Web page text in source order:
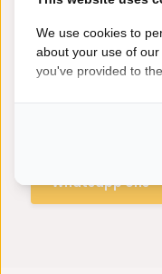
Hulp nodig?
Whatsapp ons
We use cookies to
about your use of
you've provided to